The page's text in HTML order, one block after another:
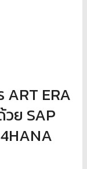
ART ERA
ย SAP